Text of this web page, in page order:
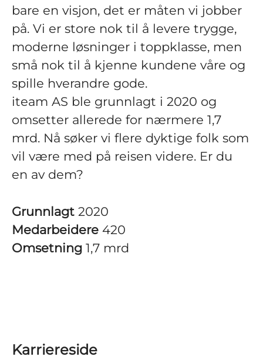
bare en visjon, det er måten vi jobber
på. Vi er store nok til å levere trygge,
moderne løsninger i toppklasse, men
små nok til å kjenne kundene våre og
spille hverandre gode.
iteam AS ble grunnlagt i 2020 og
omsetter allerede for nærmere 1,7
mrd. Nå søker vi flere dyktige folk som
vil være med på reisen videre. Er du
en av dem?
Grunnlagt 2020
Medarbeidere 420
Omsetning 1,7 mrd
Karriereside